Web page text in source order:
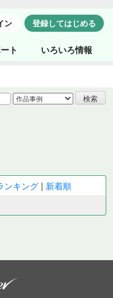
ト いろいろ情報
ン 登録してはじめる
ンキング | 新着順